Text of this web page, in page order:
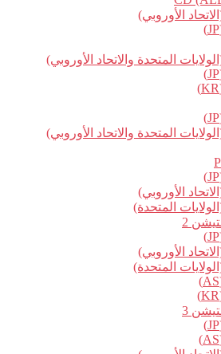
الأوروبي)
المتحدة والاتحاد الأوروبي)
المتحدة والاتحاد الأوروبي)
الأوروبي)
المتحدة)
2
الأوروبي)
المتحدة)
3